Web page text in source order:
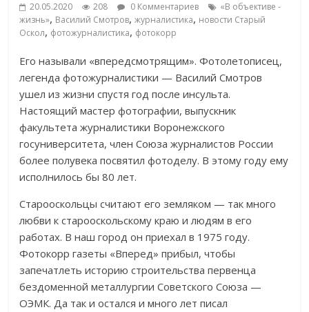
20.05.2020 208 0 Комментариев
«В объективе -
жизнь», Василий Смотров,журналистика, новости Старый
Оскол, фотожурналистика, фотокорр
Его называли «впередсмотрящим». Фотолетописец,
легенда фотожурналистики — Василий Смотров
ушел из жизни спустя год после инсульта.
Настоящий мастер фотографии, выпускник
факультета журналистики Воронежского
госуниверситета, член Союза журналистов России
более полувека посвятил фотоделу. В этому году ему
исполнилось бы 80 лет.
Старооскольцы считают его земляком — так много
любви к старооскольскому краю и людям в его
работах. В наш город он приехал в 1975 году.
Фотокорр газеты «Вперед» прибыл, чтобы
запечатлеть историю строительства первенца
бездоменной металлургии Советского Союза —
ОЭМК. Да так и остался и много лет писал